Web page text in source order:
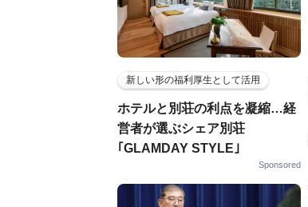
新しい形の福利厚生として活用
ホテルと別荘の利点を凝縮…経
営者が選ぶシェア別荘
｢GLAMDAY STYLE｣
Sponsored